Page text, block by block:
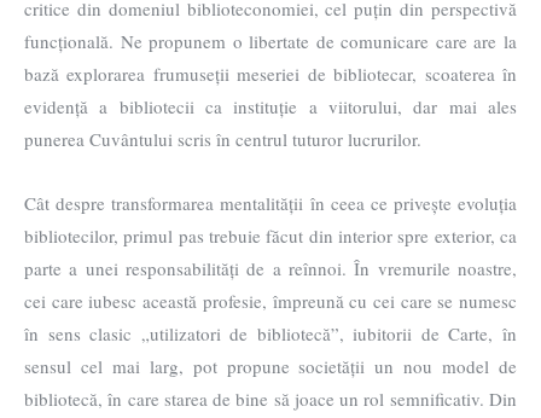
critice din domeniul biblioteconomiei, cel puțin din perspectivă
funcțională. Ne propunem o libertate de comunicare care are la
bază explorarea frumuseții meseriei de bibliotecar, scoaterea în
evidență a bibliotecii ca instituție a viitorului, dar mai ales
punerea Cuvântului scris în centrul tuturor lucrurilor.
Cât despre transformarea mentalității în ceea ce privește evoluția
bibliotecilor, primul pas trebuie făcut din interior spre exterior, ca
parte a unei responsabilități de a reînnoi. În vremurile noastre,
cei care iubesc această profesie, împreună cu cei care se numesc
în sens clasic „utilizatori de bibliotecă”, iubitorii de Carte, în
sensul cel mai larg, pot propune societății un nou model de
bibliotecă, în care starea de bine să joace un rol semnificativ. Din